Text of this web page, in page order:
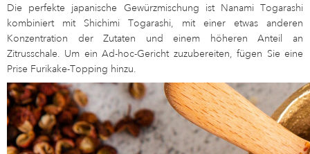
Die perfekte japanische Gewürzmischung ist Nanami Togarashi
kombiniert mit Shichimi Togarashi, mit einer etwas anderen
Konzentration der Zutaten und einem höheren Anteil an
Zitrusschale. Um ein Ad-hoc-Gericht zuzubereiten, fügen Sie eine
Prise Furikake-Topping hinzu.